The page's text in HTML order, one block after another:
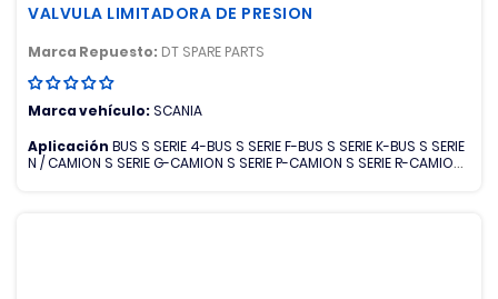
VALVULA LIMITADORA DE PRESION
Marca Repuesto: DT SPARE PARTS
Marca vehículo:SCANIA
Aplicación BUS S SERIE 4-BUS S SERIE F-BUS S SERIE K-BUS S SERIE
N / CAMION S SERIE G-CAMION S SERIE P-CAMION S SERIE R-CAMION